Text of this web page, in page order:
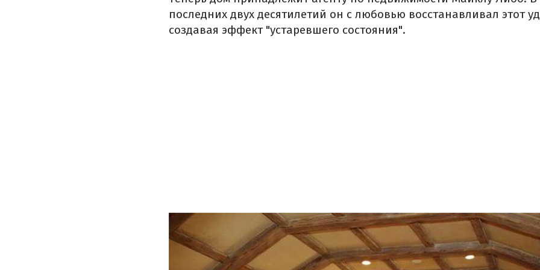
последних двух десятилетий он с любовью восстанавливал этот
создавая эффект "устаревшего состояния".